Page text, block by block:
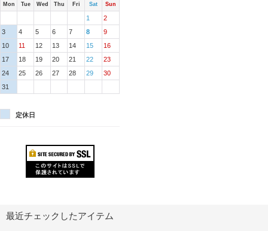
Mon Tue Wed Thu Fri Sat Sun
1
2
3
4 5 6 7 8
9
10
11 12 13 14 15
16
17
18 19 20 21 22
23
24
25 26 27 28 29
30
31
定休日
最近チェックしたアイテム